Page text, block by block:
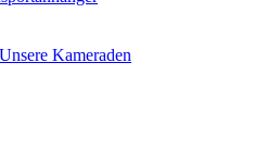
Kameraden